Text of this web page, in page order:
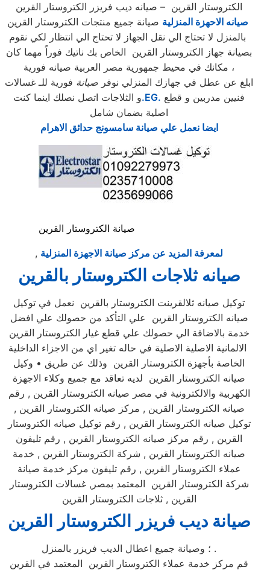
الكتروستار القرين – صيانه ديب فريزر الكتروستار القرين
صيانه الاحهزة المنزلية صيانة جميع منتجات الكتروستار القرين
بالمنزل لا تحتاج الي نقل الجهاز لا تحتاج الي انتظار لكي نقوم
بصيانة جهاز الكتروستار القرين الخاص بك ناتيك فوراً مهما كان
مكانك في محيط جمهورية مصر العربية صيانه فورية ،
ابلغ عن عطل في جهازك المنزلي نوفر صيانة فورية للـ غسالات
و الثلاجات اتصل نصلك اينما كنت.EG.
اصلية بضمان شامل
ايضا نعمل علي صيانة سامسونج حدائق الاهرام
صيانة الكتروستار القرين
, لمعرفة المزيد عن مركز صيانة الاجهزة المنزلية
صيانه ثلاجات الكتروستار بالقرين
توكيل صيانه ثلالقرينت الكتروستار بالقرين نعمل في توكيل
صيانه الكتروستار القرين علي التأكد من حصولك علي افضل
خدمة بالاضافة الي حصولك علي قطع غيار الكتروستار القرين
الالمانية الاصلية الاصلية في حاله تغير اي من الاجزاء الداخلية
الخاصة بأجهزة الكتروستار القرين وذلك عن طريق • وكيل
صيانه الكتروستار القرين لديه تعاقد مع جميع وكلاء الاجهزة
الكهربية والالكترونية في مصر صيانه الكتروستار القرين , رقم
صيانه الكتروستار القرين , مركز صيانه الكتروستار القرين ,
توكيل صيانه الكتروستار القرين , رقم توكيل صيانه الكتروستار
القرين , رقم مركز صيانه الكتروستار القرين , رقم تليفون
صيانه الكتروستار القرين , شركة الكتروستار القرين , خدمة
عملاء الكتروستار القرين , رقم تليفون مركز خدمة صيانة
شركة الكتروستار القرين المعتمد بمصر, غسالات الكتروستار
القرين , ثلاجات الكتروستار القرين
صيانة ديب فريزر الكتروستار القرين
؛ وصيانة جميع اعطال الديب فريزر بالمنزل .
قم مركز خدمة عملاء الكتروستار القرين المعتمد في القرين